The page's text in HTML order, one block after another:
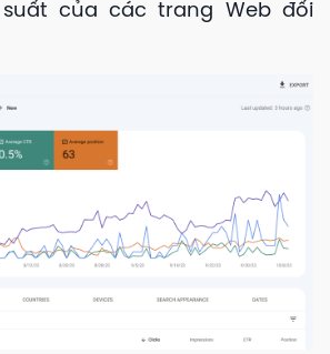
của các trang Web đối